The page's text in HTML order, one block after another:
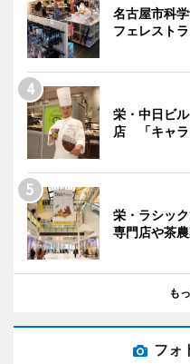
名古屋市科
フェレスト
栄・中日ビ
店 「キャラ
栄・ラシッ
専門店や茶
も
フォ